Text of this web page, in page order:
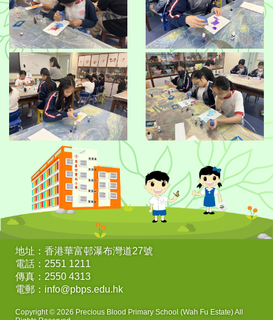
地址：香港華富邨瀑布灣道27號
電話：2551 1211
傳真：2550 4313
電郵：info@pbps.edu.hk
Copyright © 2026 Precious Blood Primary School (Wah Fu Estate) All